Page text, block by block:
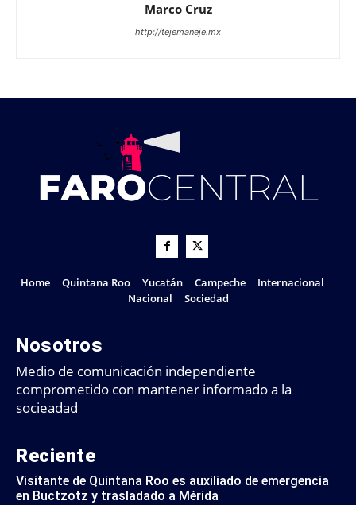
Marco Cruz
http://tejemaneje.mx
Home Quintana Roo Yucatán Campeche
Internacional
Nacional
Sociedad
Nosotros
Medio de comunicación independiente
comprometido con mantener informado a la
socieadad
Reciente
Visitante de Quintana Roo es auxiliado de emergencia
en Buctzotz y trasladado a Mérida